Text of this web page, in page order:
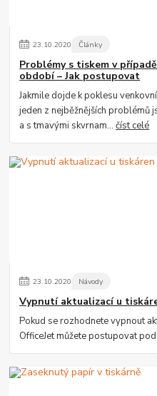
23.10.2020 Články
Problémy s tiskem v
období – Jak postupovat
Jakmile dojde k poklesu
jeden z nejběžnějších problémů
a s tmavými skvrnam...číst celé
23.10.2020 Návody
Vypnutí aktualizací u
Pokud se rozhodnete vypnout
OfficeJet můžete postupovat